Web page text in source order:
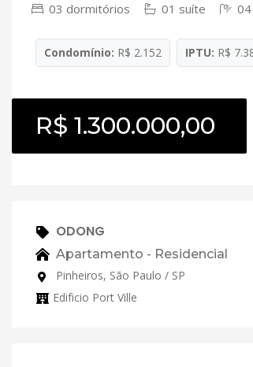
03 dormitórios 01 suíte
Condomínio: R$ 2.152 IPTU: R$
R$ 1.300.000,00
ODONG
Apartamento - Residencial
Pinheiros, São Paulo / SP
Edificio Port Ville